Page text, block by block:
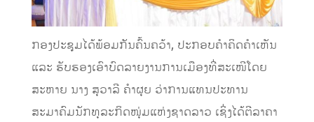
ກອງປະຊຸມໄດ້ພ້ອມກັນຄົ້ນຄວ້າ, ປະກອບຄໍາຄິດຄໍາເຫັນ
ແລະ ຮັບຮອງເອົາບົດລາຍງານການເມືອງທີ່ສະເໜີໂດຍ
ສະຫາຍ ນາງ ສຸວາລີ ຄຳຜຸຍ ວ່າການແທນປະທານ
ສະມາຄົມນັກທຸລະກິດໜຸ່ມແຫ່ງຊາດລາວ ເຊິ່ງໄດ້ຕີລາຄາ